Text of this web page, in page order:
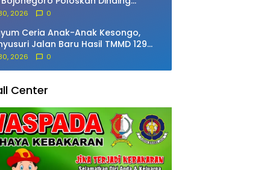
Ibu Jasmiati
2026 0
Ceria Anak-Anak Kesongo,
Jalan Baru Hasil TMMD 129
2026 0
Center